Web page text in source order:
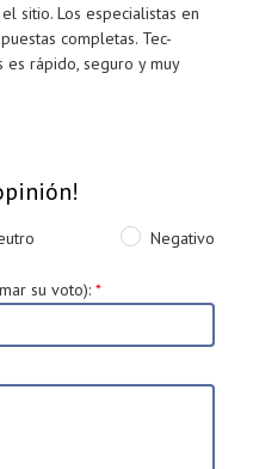
sitio. Los especialistas en
completas. Tec-
es rápido, seguro y muy
Negativo
su voto): *